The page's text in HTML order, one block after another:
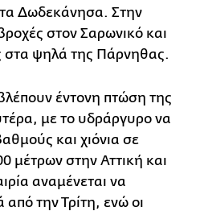
τα Δωδεκάνησα. Στην
στον Σαρωνικό και
στα ψηλά της Πάρνηθας.
έντονη πτώση της
με το υδράργυρο να
και χιόνια σε
μέτρων στην Αττική και
αναμένεται να
την Τρίτη, ενώ οι